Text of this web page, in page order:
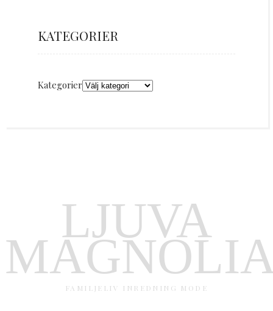
KATEGORIER
Kategorier
LJUVA
FAMILJELIV INREDNING MODE